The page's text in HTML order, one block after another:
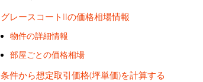
グレースコートIIの価格相場情報
物件の詳細情報
部屋ごとの価格相場
条件から想定取引価格(坪単価)を計算する